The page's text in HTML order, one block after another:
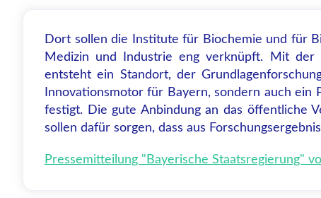
Dort sollen die Institute für Biochemie und für
Medizin und Industrie eng verknüpft. Mit der
entsteht ein Standort, der
Innovationsmotor für Bayern, sondern auch
festigt. Die gute Anbindung an das öffentliche
sollen dafür sorgen, dass aus
Pressemitteilung "Bayerische Staatsregierung"